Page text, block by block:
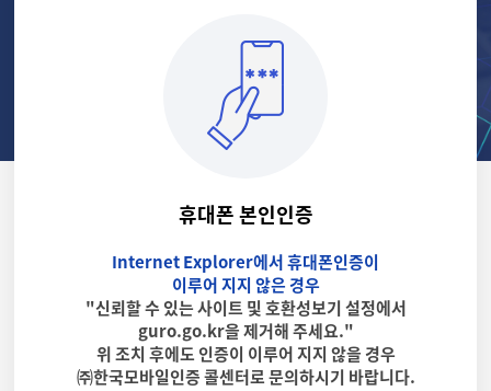
휴대폰 본인인증
Internet Explorer에서 휴대폰인증이
이루어 지지 않은 경우
"신뢰할 수 있는 사이트 및 호환성보기 설정에서
guro.go.kr을 제거해 주세요."
위 조치 후에도 인증이 이루어 지지 않을 경우
㈜한국모바일인증 콜센터로 문의하시기 바랍니다.